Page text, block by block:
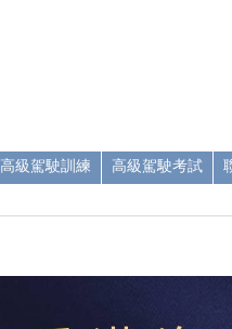
高級駕駛訓練 高級駕駛考試